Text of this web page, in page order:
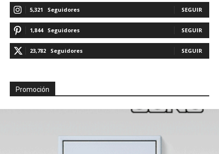
5,321 Seguidores SEGUIR
1,844 Seguidores SEGUIR
23,782 Seguidores SEGUIR
Promoción